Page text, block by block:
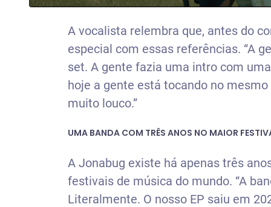
A vocalista relembra que, antes do
especial com essas referências. “A
set. A gente fazia uma intro com
hoje a gente está tocando no
muito louco.”
UMA BANDA COM TRÊS ANOS NO MAIOR
A Jonabug existe há apenas três
festivais de música do mundo. “A
Literalmente. O nosso EP saiu em